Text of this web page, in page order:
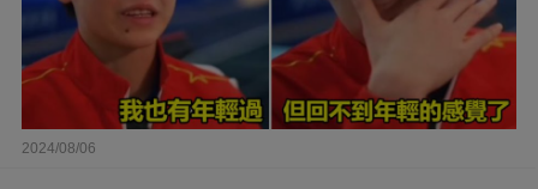
2024/08/06